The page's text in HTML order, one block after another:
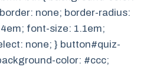
none; border-radius:
font-size: 1.1em;
none; } button#quiz-
color: #ccc;